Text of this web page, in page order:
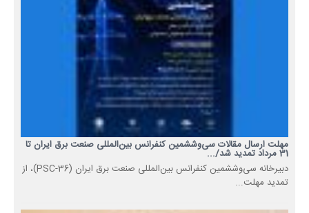
مهلت ارسال مقالات سی‌وششمین کنفرانس بین‌المللی صنعت برق ایران تا
31 مرداد تمدید شد/...
دبیرخانه سی‌وششمین کنفرانس بین‌المللی صنعت برق ایران (PSC-36)، از
تمدید مهلت...